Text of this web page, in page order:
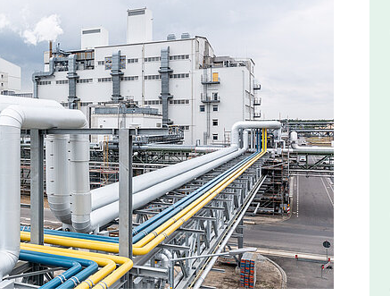
n
f
o
r
m
a
t
i
o
n
e
n